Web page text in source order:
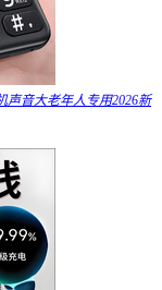
声音大老年人专用2026新